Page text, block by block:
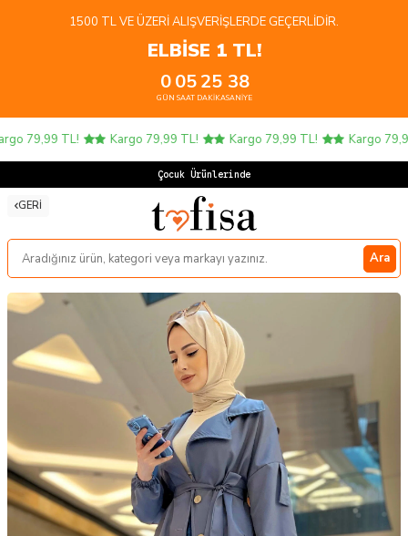
1500 TL VE ÜZERI ALIŞVERIŞLERDE GEÇERLIDIR.
ELBİSE 1 TL!
0
GÜN
05
SAAT
25
DAKIKA
37
SANIYE
79,99 TL! Kargo 79,99 TL! Kargo 79,99 TL! Kargo 79,99
Çocuk Ürünlerinde 4 AL
GERI
Ara